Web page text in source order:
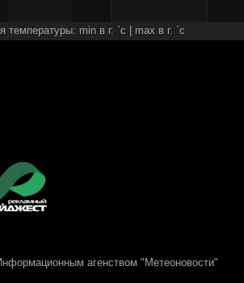
температуры: min в г. `c | max в г. `c
агенством "Метеоновости"